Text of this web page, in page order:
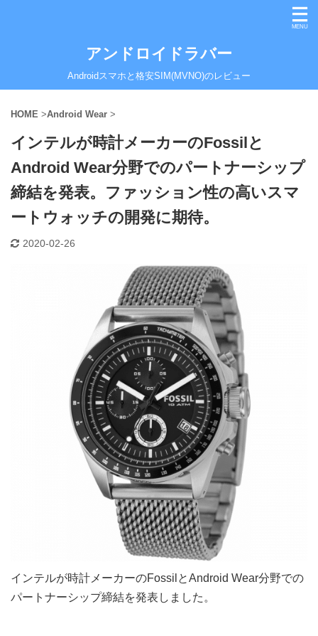
アンドロイドラバー
Androidスマホと格安SIM(MVNO)のレビュー
HOME >Android Wear >
インテルが時計メーカーのFossilと
Android Wear分野でのパートナーシップ
締結を発表。ファッション性の高いスマ
ートウォッチの開発に期待。
2020-02-26
インテルが時計メーカーのFossilとAndroid Wear分野での
パートナーシップ締結を発表しました。